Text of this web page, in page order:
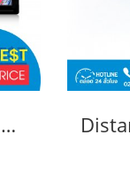
TV On Bus หน้าจอติดรถบัส เทคโนโลยีเพื่อความบันเทิง รุ่น BM-2150H